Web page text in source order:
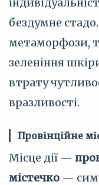
бездумне
метаморфози,
зеленіння
втрату
вразливості.
Провінційне
Місце дії —
містечко —